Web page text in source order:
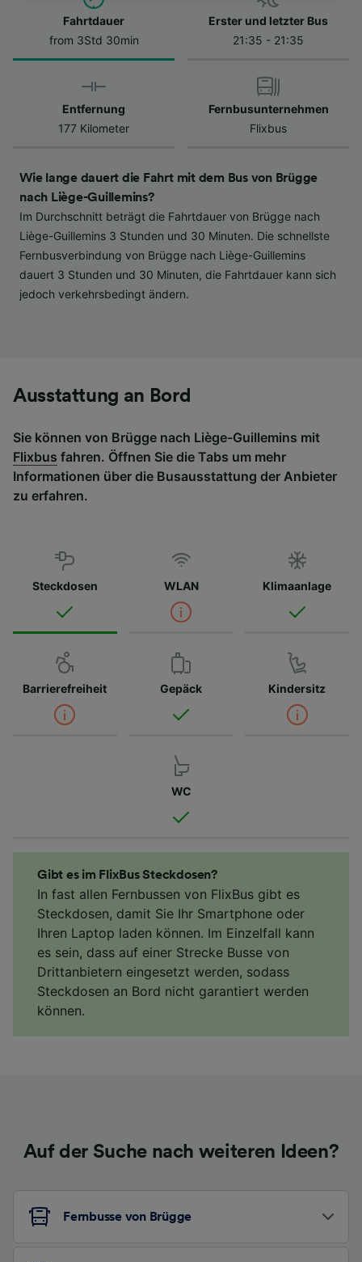
Fahrtdauer
from 3Std 30min
Erster und letzter Bus
21:35 - 21:35
Entfernung
177 Kilometer
Fernbusunternehmen
Flixbus
Wie lange dauert die Fahrt mit dem Bus von Brügge
nach Liège-Guillemins?
Im Durchschnitt beträgt die Fahrtdauer von Brügge nach
Liège-Guillemins 3 Stunden und 30 Minuten. Die schnellste
Fernbusverbindung von Brügge nach Liège-Guillemins
dauert 3 Stunden und 30 Minuten, die Fahrtdauer kann sich
jedoch verkehrsbedingt ändern.
Ausstattung an Bord
Sie können von Brügge nach Liège-Guillemins mit
Flixbus fahren. Öffnen Sie die Tabs um mehr
Informationen über die Busausstattung der Anbieter
zu erfahren.
Steckdosen WLAN Klimaanlage
Barrierefreiheit Gepäck Kindersitz
WC
Gibt es im FlixBus Steckdosen?
In fast allen Fernbussen von FlixBus gibt es
Steckdosen, damit Sie Ihr Smartphone oder
Ihren Laptop laden können. Im Einzelfall kann
es sein, dass auf einer Strecke Busse von
Drittanbietern eingesetzt werden, sodass
Steckdosen an Bord nicht garantiert werden
können.
Auf der Suche nach weiteren Ideen?
Fernbusse von Brügge
Datenschutzrichtlinie. Diese Präferenzen
werden unseren Partnern signalisiert und
haben keinen Einfluss auf Surfdaten. Ihre
Daten werden nicht für Tracking-Zwecke
verwendet, wenn Sie uns gebeten haben, Ihr
Surfverhalten nicht zu verfolgen.
Folgendes bereitzustellen:
Verwendung genauer Standortdaten.
Endgeräteeigenschaften zur Identifikation
aktiv abfragen. Speichern von oder Zugriff auf
Informationen auf einem Endgerät.
Personalisierte Werbung und Inhalte, Messung
von Werbeleistung und der Performance von
Inhalten, Zielgruppenforschung sowie
Entwicklung und Verbesserung von